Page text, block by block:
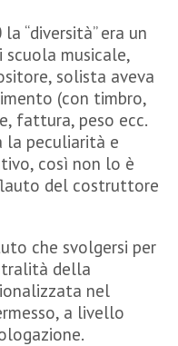
“diversità” era un
musicale,
solista aveva
(con timbro,
fattura, peso ecc.
la peculiarità e
così non lo è
del costruttore
che svolgersi per
della
nel
a livello